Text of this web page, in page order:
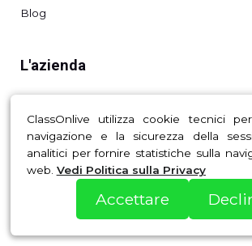
ClassOnlive utilizza cookie tecnici
navigazione e la sicurezza della
analitici per fornire statistiche sulla
web. Vedi Politica sulla Privacy
Accettare
Blog
L'azienda
Chi siamo
Partners e Affiliati